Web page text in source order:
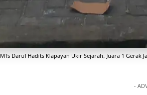
MTs Darul Hadits Klapayan Ukir Sejarah, Juara 1 Gerak
-